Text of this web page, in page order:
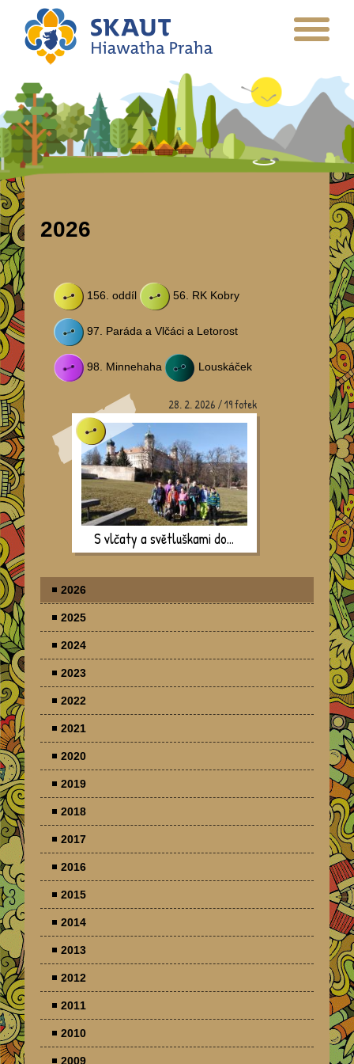
2026
156. oddíl 56. RK Kobry
97. Paráda a Vlčáci a Letorost
98. Minnehaha Louskáček
S vlčaty a světluškami do…
28. 2. 2026 / 19 fotek
2026
2025
2024
2023
2022
2021
2020
2019
2018
2017
2016
2015
2014
2013
2012
2011
2010
2009